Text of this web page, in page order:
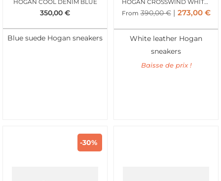
HOGAN COOL DENIM BLUE
350,00 €
Blue suede Hogan sneakers
HOGAN CROSSWIND WHITE TAN
From 390,00€ 273,00 €
White leather Hogan
sneakers
Baisse de prix !
-30%